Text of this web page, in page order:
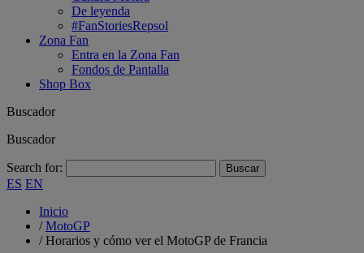
De leyenda
#FanStoriesRepsol
Zona Fan
Entra en la Zona Fan
Fondos de Pantalla
Shop Box
Buscador
Buscador
Search for:
ES EN
Inicio
/MotoGP
/Horarios y cómo ver el MotoGP de Francia